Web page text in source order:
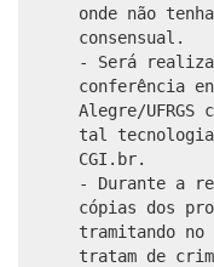
onde não
consensual.
- Será
conferência
Alegre/
tal tecnologia
CGI.br.
- Durante a
cópias dos
tramitando no
tratam de